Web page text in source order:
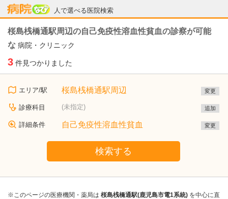
人で選べる医院検索
病院なび
桜島桟橋通駅周辺の自己免疫性溶血性貧血の診察が可能
な 病院・クリニック
3 件見つかりました
エリア/駅 桜島桟橋通駅周辺 変更
診療科目 (未指定) 追加
詳細条件 自己免疫性溶血性貧血 変更
検索する
※このページの医療機関・薬局は 桜島桟橋通駅(鹿児島市電1系統) を中心に直